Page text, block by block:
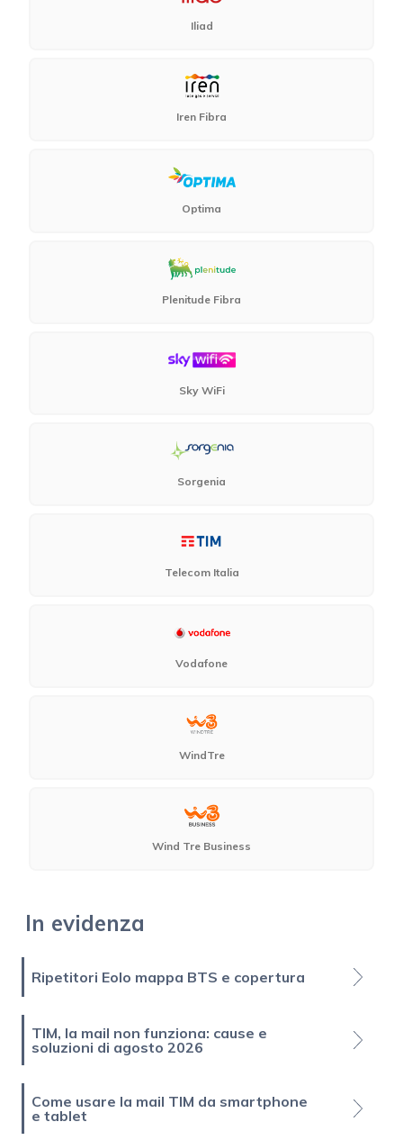
Iliad
Iren Fibra
Optima
Plenitude Fibra
Sky WiFi
Sorgenia
Telecom Italia
Vodafone
WindTre
Wind Tre Business
In evidenza
Ripetitori Eolo mappa BTS e copertura
TIM, la mail non funziona: cause e
soluzioni di agosto 2026
Come usare la mail TIM da smartphone
e tablet